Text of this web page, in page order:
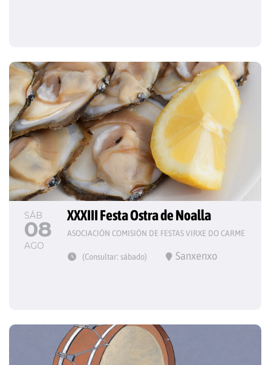
SÁB
08
AGO
XXXIII Festa Ostra de Noalla
ASOCIACIÓN COMISIÓN DE FESTAS VIRXE DO CARME
(Consultar: sábado) Sanxenxo